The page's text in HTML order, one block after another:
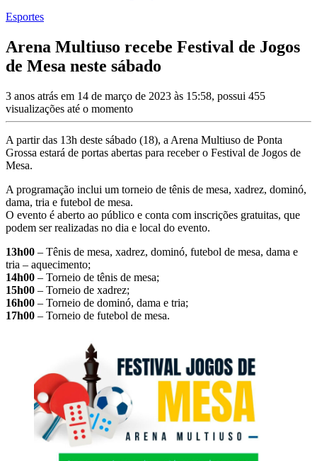
Esportes
Arena Multiuso recebe Festival de Jogos
de Mesa neste sábado
3 anos atrás em 14 de março de 2023 às 15:58, possui 455
visualizações até o momento
A partir das 13h deste sábado (18), a Arena Multiuso de Ponta
Grossa estará de portas abertas para receber o Festival de Jogos de
Mesa.
A programação inclui um torneio de tênis de mesa, xadrez, dominó,
dama, tria e futebol de mesa.
O evento é aberto ao público e conta com inscrições gratuitas, que
podem ser realizadas no dia e local do evento.
13h00 – Tênis de mesa, xadrez, dominó, futebol de mesa, dama e
tria – aquecimento;
14h00 – Torneio de tênis de mesa;
15h00 – Torneio de xadrez;
16h00 – Torneio de dominó, dama e tria;
17h00 – Torneio de futebol de mesa.